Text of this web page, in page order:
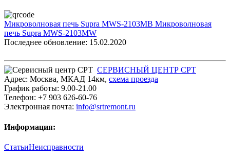
Микроволновая печь Supra MWS-2103MB Микроволновая
печь Supra MWS-2103MW
Последнее обновление: 15.02.2020
СЕРВИСНЫЙ ЦЕНТР СРТ
Адрес: Москва, МКАД 14км, cхема проезда
График работы: 9.00-21.00
Телефон: +7 903 626-60-76
Электронная почта: info@srtremont.ru
Информация:
СтатьиНеисправности